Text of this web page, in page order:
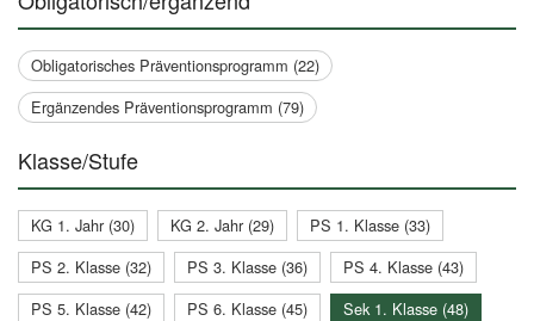
Obligatorisches Präventionsprogramm (22)
Ergänzendes Präventionsprogramm (79)
Klasse/Stufe
KG 1. Jahr (30) KG 2. Jahr (29)
PS 1. Klasse (33)
PS 2. Klasse (32)
PS 3. Klasse (36)
PS 4. Klasse (43)
PS 5. Klasse (42)
PS 6. Klasse (45)
Sek 1. Klasse (48)